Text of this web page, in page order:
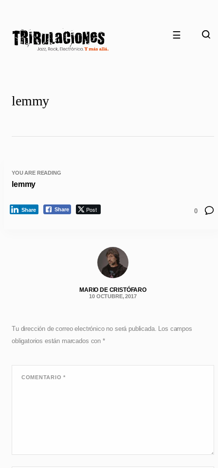
☰
lemmy
YOU ARE READING
lemmy
Share Post
Share 0
MARIO DE CRISTÓFARO
10 OCTUBRE, 2017
Tu dirección de correo electrónico no será publicada. Los campos
obligatorios están marcados con *
COMENTARIO*